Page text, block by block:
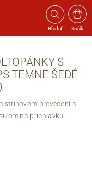
Hľadať Košík
S
TEMNE ŠEDÉ
strihovom prevedení a
na priehlavku.